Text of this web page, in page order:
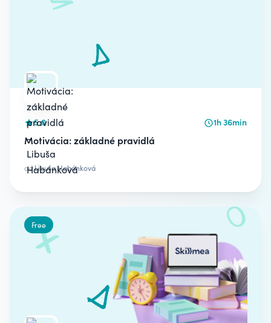
5.0 1h 36min
Motivácia: základné pravidlá
odLibuša Habánková
Free